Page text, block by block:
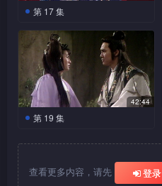
申君及平原君义助孟尝君，四
齐，孟尝君奋勇作战，身受重
伤，在收复薛城后，终病重而
逝。
政权独揽，大为得意。范睢下
令追杀薛萦，薛萦屡遇险境，
幸黄歇及时相救，收留薛萦于
府内养伤。范睢向须贾及魏齐
报复，安厘王惧秦之势力，不
敢保护魏齐，魏齐奔赵向平原
君求助，平原君收留魏齐于府
内。范睢不满，设计囚平原君
于秦，逼他交出魏齐，平原君
才令安厘王答允与齐、赵联合
出兵攻秦，但魏齐已遭范睢抢
走，信陵君一怒往找范睢算
第 17 集
谷子之指示，谓湛卢剑可对付
范睢，众人找到欧冶子弟子朔
弓答允助众人铸剑。范睢查出
此事，逼楚王交出薛萦，楚王
惧于秦之威势，捉薛萦交予范
睢，九妹为报答信陵君完成孟
尝君遗志，甘愿与薛萦掉包，
壮烈牺牲。秦昭王欲夺取赵王
终能完璧归赵，赵王拜他为
相，廉颇不满，羞辱之，相如
42:44
第 19 集
服楚王，答允派春申君率八万
大军助赵。薛萦练湛卢剑毫无
进展，信陵君加以鼓励。时平
查看更多内容，请先 登录